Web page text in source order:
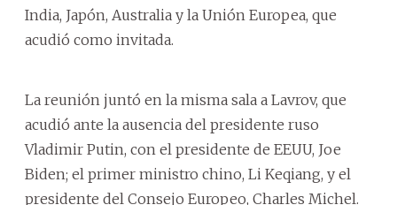
India, Japón, Australia y la Unión Europea, que
acudió como invitada.
La reunión juntó en la misma sala a Lavrov, que
acudió ante la ausencia del presidente ruso
Vladimir Putin, con el presidente de EEUU, Joe
Biden; el primer ministro chino, Li Keqiang, y el
presidente del Consejo Europeo, Charles Michel.